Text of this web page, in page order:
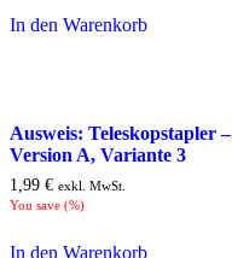
In den Warenkorb
Ausweis: Teleskopstapler –
Version A, Variante 3
1,99 € exkl. MwSt.
You save (%)
In den Warenkorb